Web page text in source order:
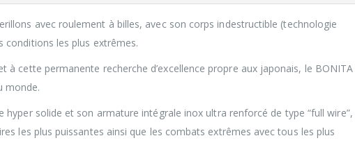
avec roulement à billes, avec son corps indestructible (technologie
conditions les plus extrêmes.
à cette permanente recherche d’excellence propre aux japonais, le BONITA
monde.
hyper solide et son armature intégrale inox ultra renforcé de type “full wire”,
les plus puissantes ainsi que les combats extrêmes avec tous les plus